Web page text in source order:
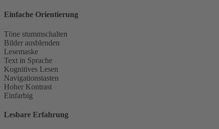
Einfache Orientierung
Töne stummschalten
Bilder ausblenden
Lesemaske
Text in Sprache
Kognitives Lesen
Navigationstasten
Hoher Kontrast
Einfarbig
Lesbare Erfahrung